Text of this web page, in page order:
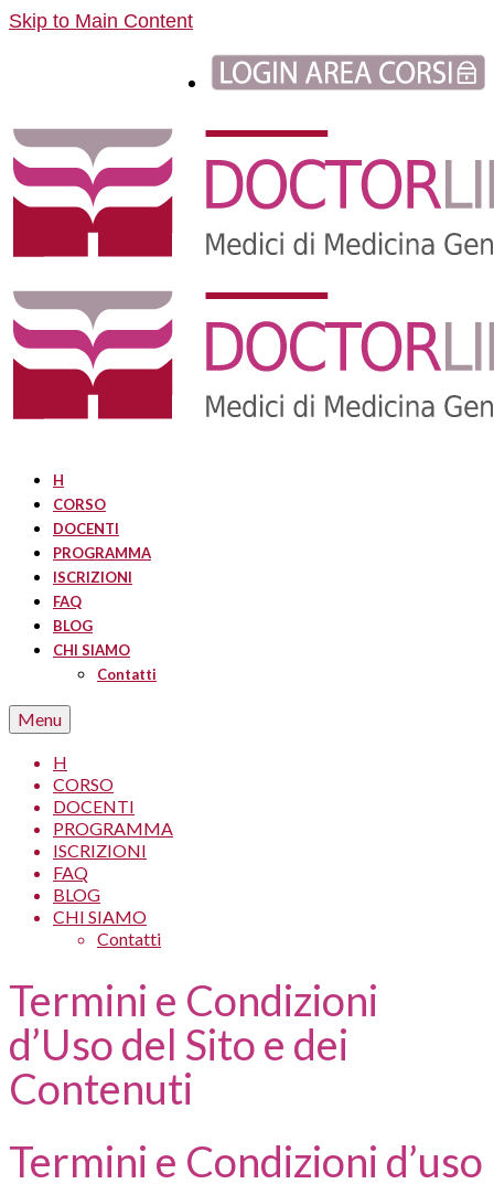
Skip to Main Content
H
CORSO
DOCENTI
PROGRAMMA
ISCRIZIONI
FAQ
BLOG
CHI SIAMO
Contatti
Menu
H
CORSO
DOCENTI
PROGRAMMA
ISCRIZIONI
FAQ
BLOG
CHI SIAMO
Contatti
Termini e Condizioni
d’Uso del Sito e dei
Contenuti
Termini e Condizioni d’uso